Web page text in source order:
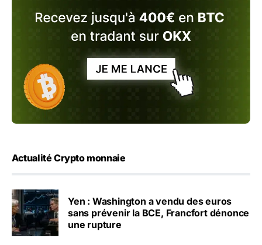
Actualité Crypto monnaie
Yen : Washington a vendu des euros
sans prévenir la BCE, Francfort dénonce
une rupture